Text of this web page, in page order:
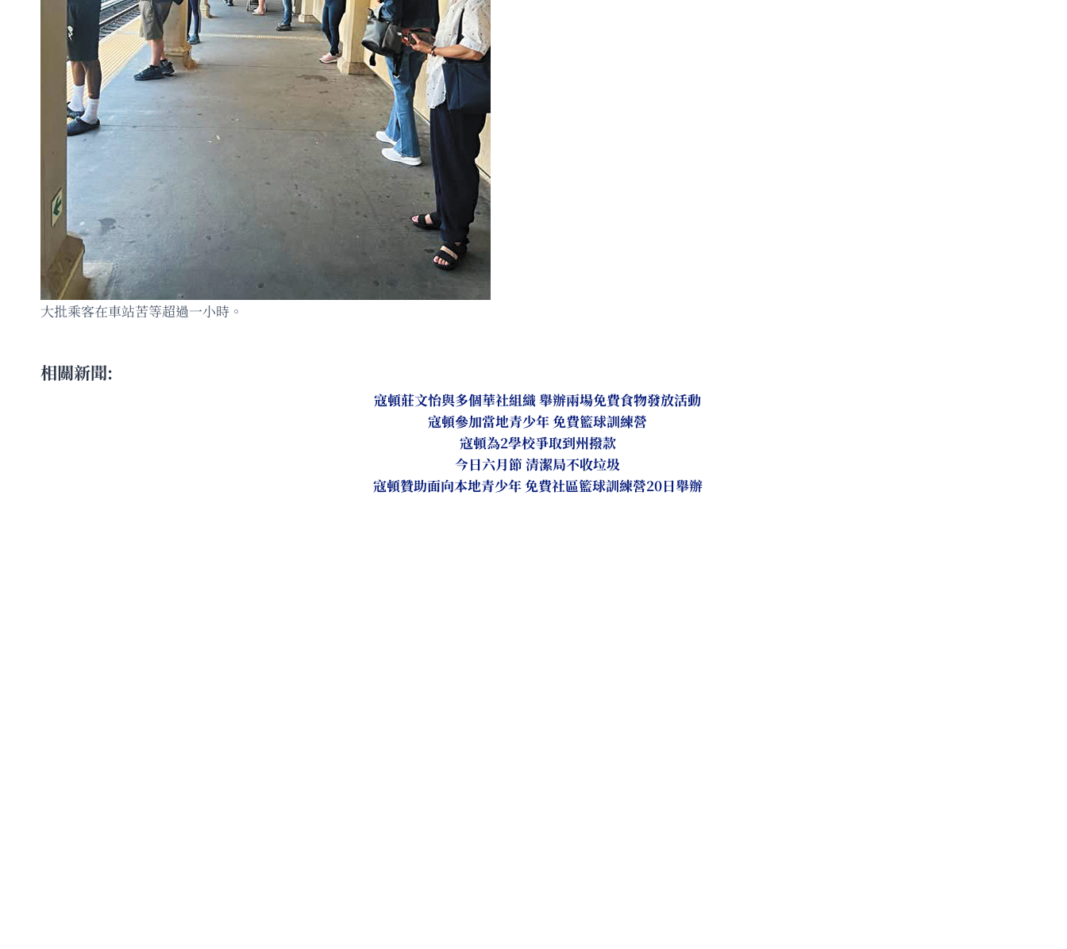
大批乘客在車站苦等超過一小時。
相關新聞:
寇頓莊文怡與多個華社組織 舉辦兩場免費食物發放活動
寇頓參加當地青少年 免費籃球訓練營
寇頓為2學校爭取到州撥款
今日六月節 清潔局不收垃圾
寇頓贊助面向本地青少年 免費社區籃球訓練營20日舉辦